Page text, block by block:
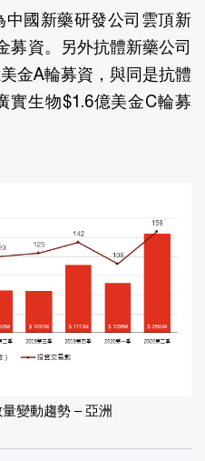
國新藥研發公司雲頂新
募資。另外抗體新藥公司
金A輪募資，與同是抗體
實生物$1.6億美金C輪募
變動趨勢 – 亞洲